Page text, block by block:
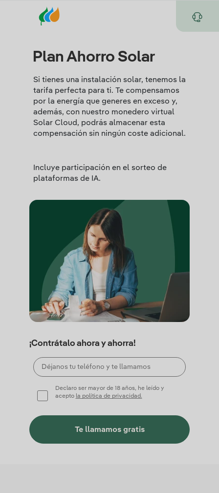
Plan Ahorro Solar
Si tienes una instalación solar, tenemos la
tarifa perfecta para ti. Te compensamos
por la energía que generes en exceso y,
además, con nuestro monedero virtual
Solar Cloud, podrás almacenar esta
compensación sin ningún coste adicional.
Incluye participación en el sorteo de
plataformas de IA.
¡Contrátalo ahora y ahorra!
Declaro ser mayor de 18 años, he leído y
acepto la política de privacidad.
Te llamamos gratis